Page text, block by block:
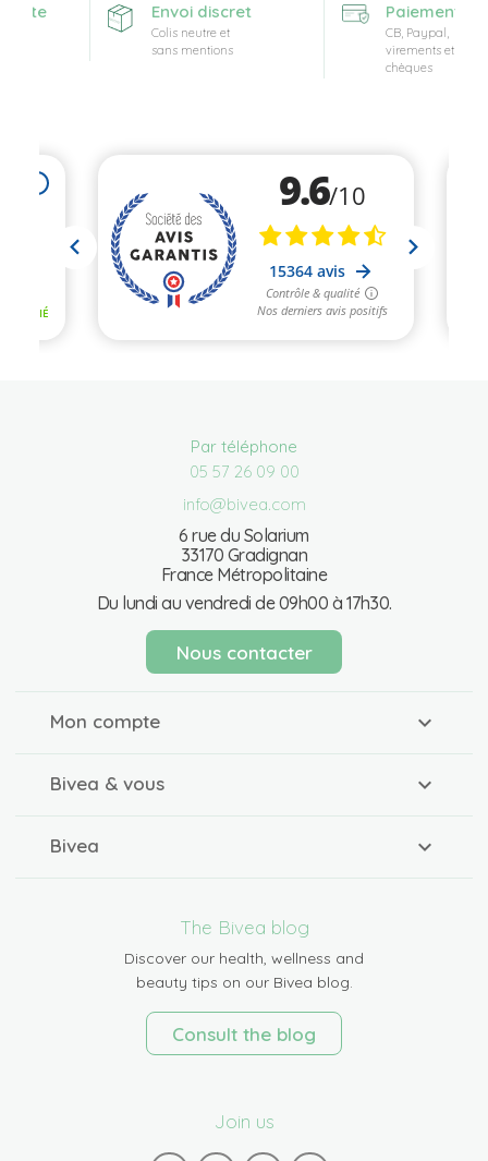
Envoi discret
Colis neutre et
sans mentions
Paiement
CB, Paypal,
virements et
chèques
Par téléphone
05 57 26 09 00
info@bivea.com
6 rue du Solarium
33170 Gradignan
France Métropolitaine
Du lundi au vendredi de 09h00 à 17h30.
Nous contacter
Mon compte
Bivea & vous
Bivea
The Bivea blog
Discover our health, wellness and
beauty tips on our Bivea blog.
Consult the blog
Join us